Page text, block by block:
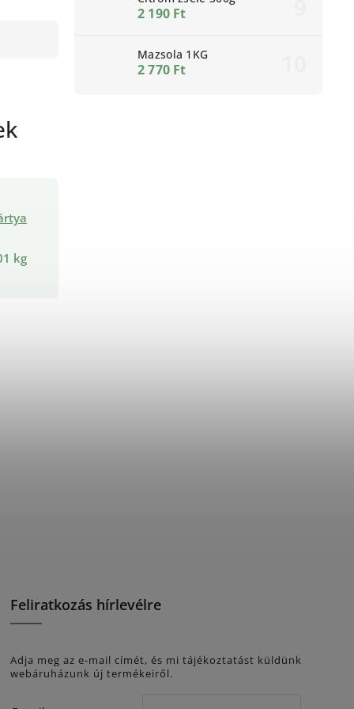
2 190 Ft
Mazsola 1KG
2 770 Ft
kg
Feliratkozás hírlevélre
Adja meg az e-mail címét, és mi tájékoztatást küldünk
webáruházunk új termékeiről.